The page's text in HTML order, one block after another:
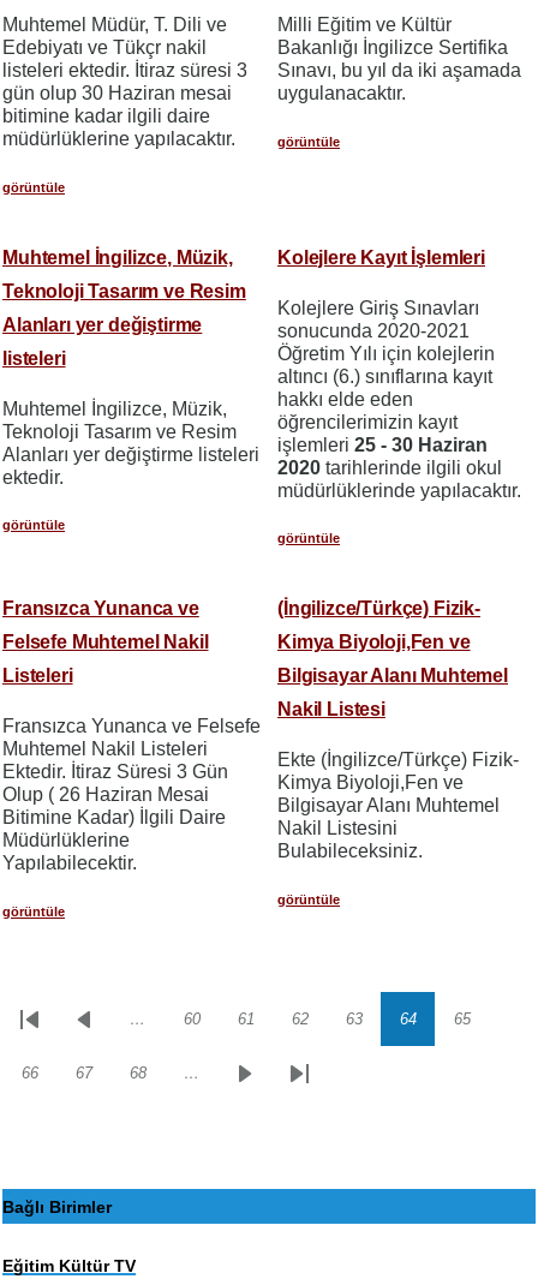
Muhtemel Müdür, T. Dili ve
Edebiyatı ve Tükçr nakil
listeleri ektedir. İtiraz süresi 3
gün olup 30 Haziran mesai
bitimine kadar ilgili daire
müdürlüklerine yapılacaktır.
görüntüle
Milli Eğitim ve Kültür
Bakanlığı İngilizce Sertifika
Sınavı, bu yıl da iki aşamada
uygulanacaktır.
görüntüle
Muhtemel İngilizce, Müzik,
Teknoloji Tasarım ve Resim
Alanları yer değiştirme
listeleri
Muhtemel İngilizce, Müzik,
Teknoloji Tasarım ve Resim
Alanları yer değiştirme listeleri
ektedir.
görüntüle
Kolejlere Kayıt İşlemleri
Kolejlere Giriş Sınavları
sonucunda 2020-2021
Öğretim Yılı için kolejlerin
altıncı (6.) sınıflarına kayıt
hakkı elde eden
öğrencilerimizin kayıt
işlemleri 25 - 30 Haziran
2020 tarihlerinde ilgili okul
müdürlüklerinde yapılacaktır.
görüntüle
Fransızca Yunanca ve
Felsefe Muhtemel Nakil
Listeleri
Fransızca Yunanca ve Felsefe
Muhtemel Nakil Listeleri
Ektedir. İtiraz Süresi 3 Gün
Olup ( 26 Haziran Mesai
Bitimine Kadar) İlgili Daire
Müdürlüklerine
Yapılabilecektir.
görüntüle
(İngilizce/Türkçe) Fizik-
Kimya Biyoloji,Fen ve
Bilgisayar Alanı Muhtemel
Nakil Listesi
Ekte (İngilizce/Türkçe) Fizik-
Kimya Biyoloji,Fen ve
Bilgisayar Alanı Muhtemel
Nakil Listesini
Bulabileceksiniz.
görüntüle
Sayfalama
İlk
Önceki… Sayfa
60 Sayfa
61 Sayfa
62 Sayfa
63 Sayfa
64 Sayfa
65
Sayfa
66 Sayfa
67 Sayfa
68 …
SonrakiSon
Bağlı Birimler
Eğitim Kültür TV